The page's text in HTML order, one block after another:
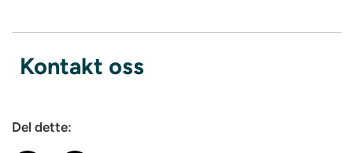
Kontakt oss
Del dette: